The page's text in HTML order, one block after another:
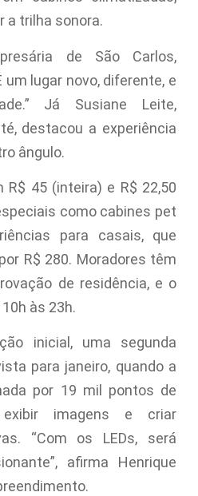
a trilha sonora.
de São Carlos,
um lugar novo, diferente, e
Já Susiane Leite,
destacou a experiência
ângulo.
45 (inteira) e R$ 22,50
como cabines pet
para casais, que
R$ 280. Moradores têm
de residência, e o
às 23h.
inicial, uma segunda
para janeiro, quando a
por 19 mil pontos de
imagens e criar
“Com os LEDs, será
afirma Henrique